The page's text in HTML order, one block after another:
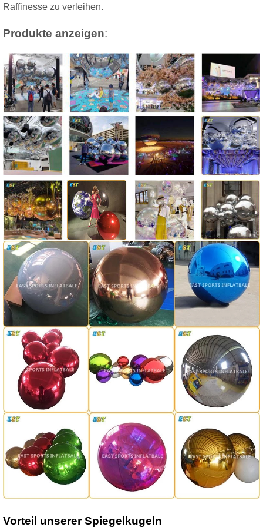
Raffinesse zu verleihen.
Produkte anzeigen:
Vorteil unserer Spiegelkugeln